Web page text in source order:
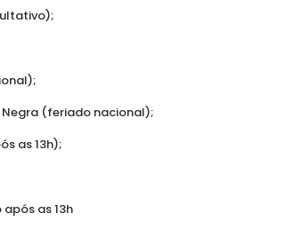
Negra (feriado nacional);
as 13h);
as 13h